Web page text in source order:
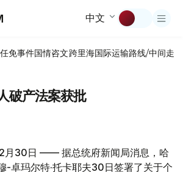
中文
任免事件国情咨文跨里海国际运输路线/中间走廊
破产法案获批
月30日 —— 据总统府新闻局消息，哈
-卓玛尔特·托卡耶夫30日签署了关于个